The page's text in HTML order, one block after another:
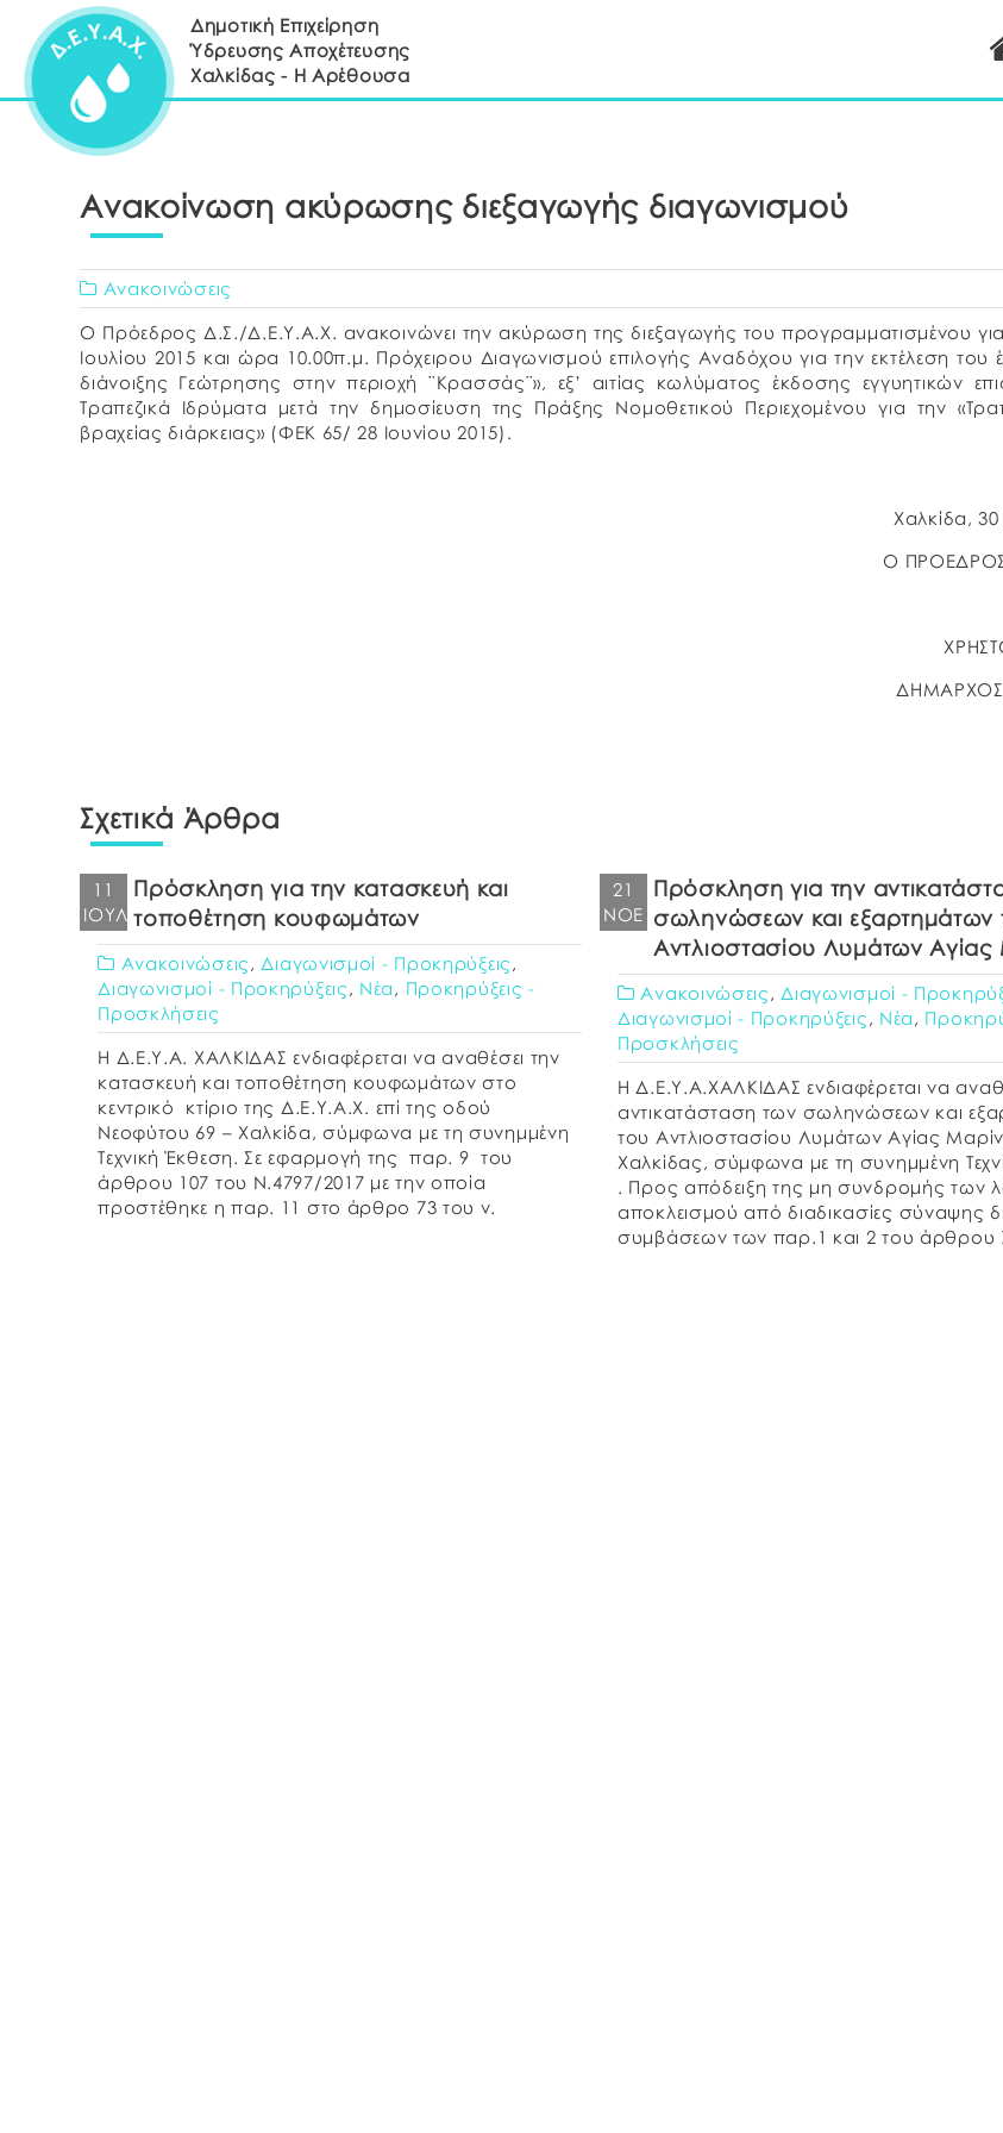
Δημοτική Επιχείρηση
Ύδρευσης Αποχέτευσης
Χαλκίδας - Η Αρέθουσα
Ανακοίνωση ακύρωσης διεξαγωγής διαγωνισμού
Ανακοινώσεις
Ο Πρόεδρος Δ.Σ./Δ.Ε.Υ.Α.Χ. ανακοινώνει την ακύρωση της διεξαγωγής του προγραμματισμένου για
Ιουλίου 2015 και ώρα 10.00π.μ. Πρόχειρου Διαγωνισμού επιλογής Αναδόχου για την εκτέλεση του
διάνοιξης Γεώτρησης στην περιοχή ¨Κρασσάς¨», εξ’ αιτίας κωλύματος έκδοσης εγγυητικών
Τραπεζικά Ιδρύματα μετά την δημοσίευση της Πράξης Νομοθετικού Περιεχομένου για την
βραχείας διάρκειας» (ΦΕΚ 65/ 28 Ιουνίου 2015).
Χαλκίδα, 30
Ο
Σχετικά Άρθρα
11
ΙΟΎΛ
Πρόσκληση για την κατασκευή και
τοποθέτηση κουφωμάτων
Ανακοινώσεις , Διαγωνισμοί - Προκηρύξεις ,
Διαγωνισμοί - Προκηρύξεις , Νέα , Προκηρύξεις -
Προσκλήσεις
Η Δ.Ε.Υ.Α. ΧΑΛΚΙΔΑΣ ενδιαφέρεται να αναθέσει την
κατασκευή και τοποθέτηση κουφωμάτων στο
κεντρικό κτίριο της Δ.Ε.Υ.Α.Χ. επί της οδού
Νεοφύτου 69 – Χαλκίδα, σύμφωνα με τη συνημμένη
Τεχνική Έκθεση. Σε εφαρμογή της παρ. 9 του
άρθρου 107 του Ν.4797/2017 με την οποία
προστέθηκε η παρ. 11 στο άρθρο 73 του ν.
21
ΝΟΈ
Πρόσκληση για την
σωληνώσεων και εξαρτημάτων
Αντλιοστασίου Λυμάτων
Ανακοινώσεις , Διαγωνισμοί -
Διαγωνισμοί - Προκηρύξεις , Νέα ,
Προσκλήσεις
Η Δ.Ε.Υ.Α.ΧΑΛΚΙΔΑΣ ενδιαφέρεται να
αντικατάσταση των σωληνώσεων και
του Αντλιοστασίου Λυμάτων Αγίας
Χαλκίδας, σύμφωνα με τη συνημμένη
. Προς απόδειξη της μη συνδρομής των
αποκλεισμού από διαδικασίες σύναψης
συμβάσεων των παρ.1 και 2 του άρθρου